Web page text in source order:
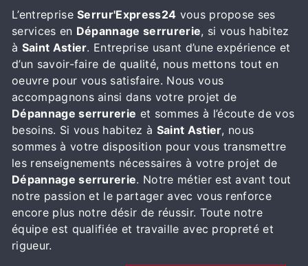
L’entrepriseSerrur'Express24 vous propose ses
services en Dépannage serrurerie, si vous habitez
à Saint Astier. Entreprise usant d’une expérience et
d’un savoir-faire de qualité, nous mettons tout en
oeuvre pour vous satisfaire. Nous vous
accompagnons ainsi dans votre projet de
Dépannage serrurerie et sommes à l’écoute de vos
besoins. Si vous habitez à Saint Astier, nous
sommes à votre disposition pour vous transmettre
les renseignements nécessaires à votre projet de
Dépannage serrurerie. Notre métier est avant tout
notre passion et le partager avec vous renforce
encore plus notre désir de réussir. Toute notre
équipe est qualifiée et travaille avec propreté et
rigueur.